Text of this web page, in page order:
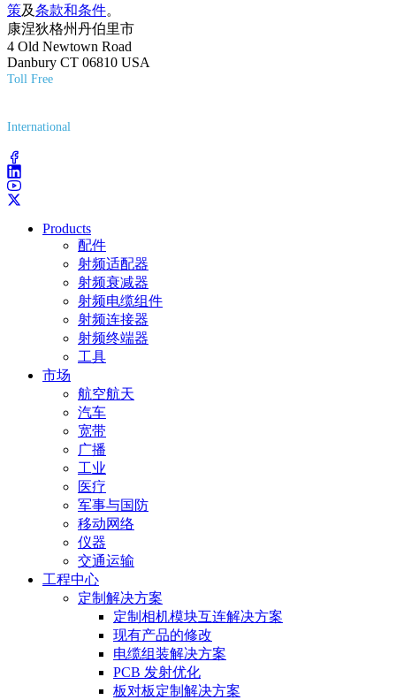
策及条款和条件。
康涅狄格州丹伯里市
4 Old Newtown Road
Danbury CT 06810 USA
Toll Free
International
Products
配件
射频适配器
射频衰减器
射频电缆组件
射频连接器
射频终端器
工具
市场
航空航天
汽车
宽带
广播
工业
医疗
军事与国防
移动网络
仪器
交通运输
工程中心
定制解决方案
定制相机模块互连解决方案
现有产品的修改
电缆组装解决方案
PCB 发射优化
板对板定制解决方案